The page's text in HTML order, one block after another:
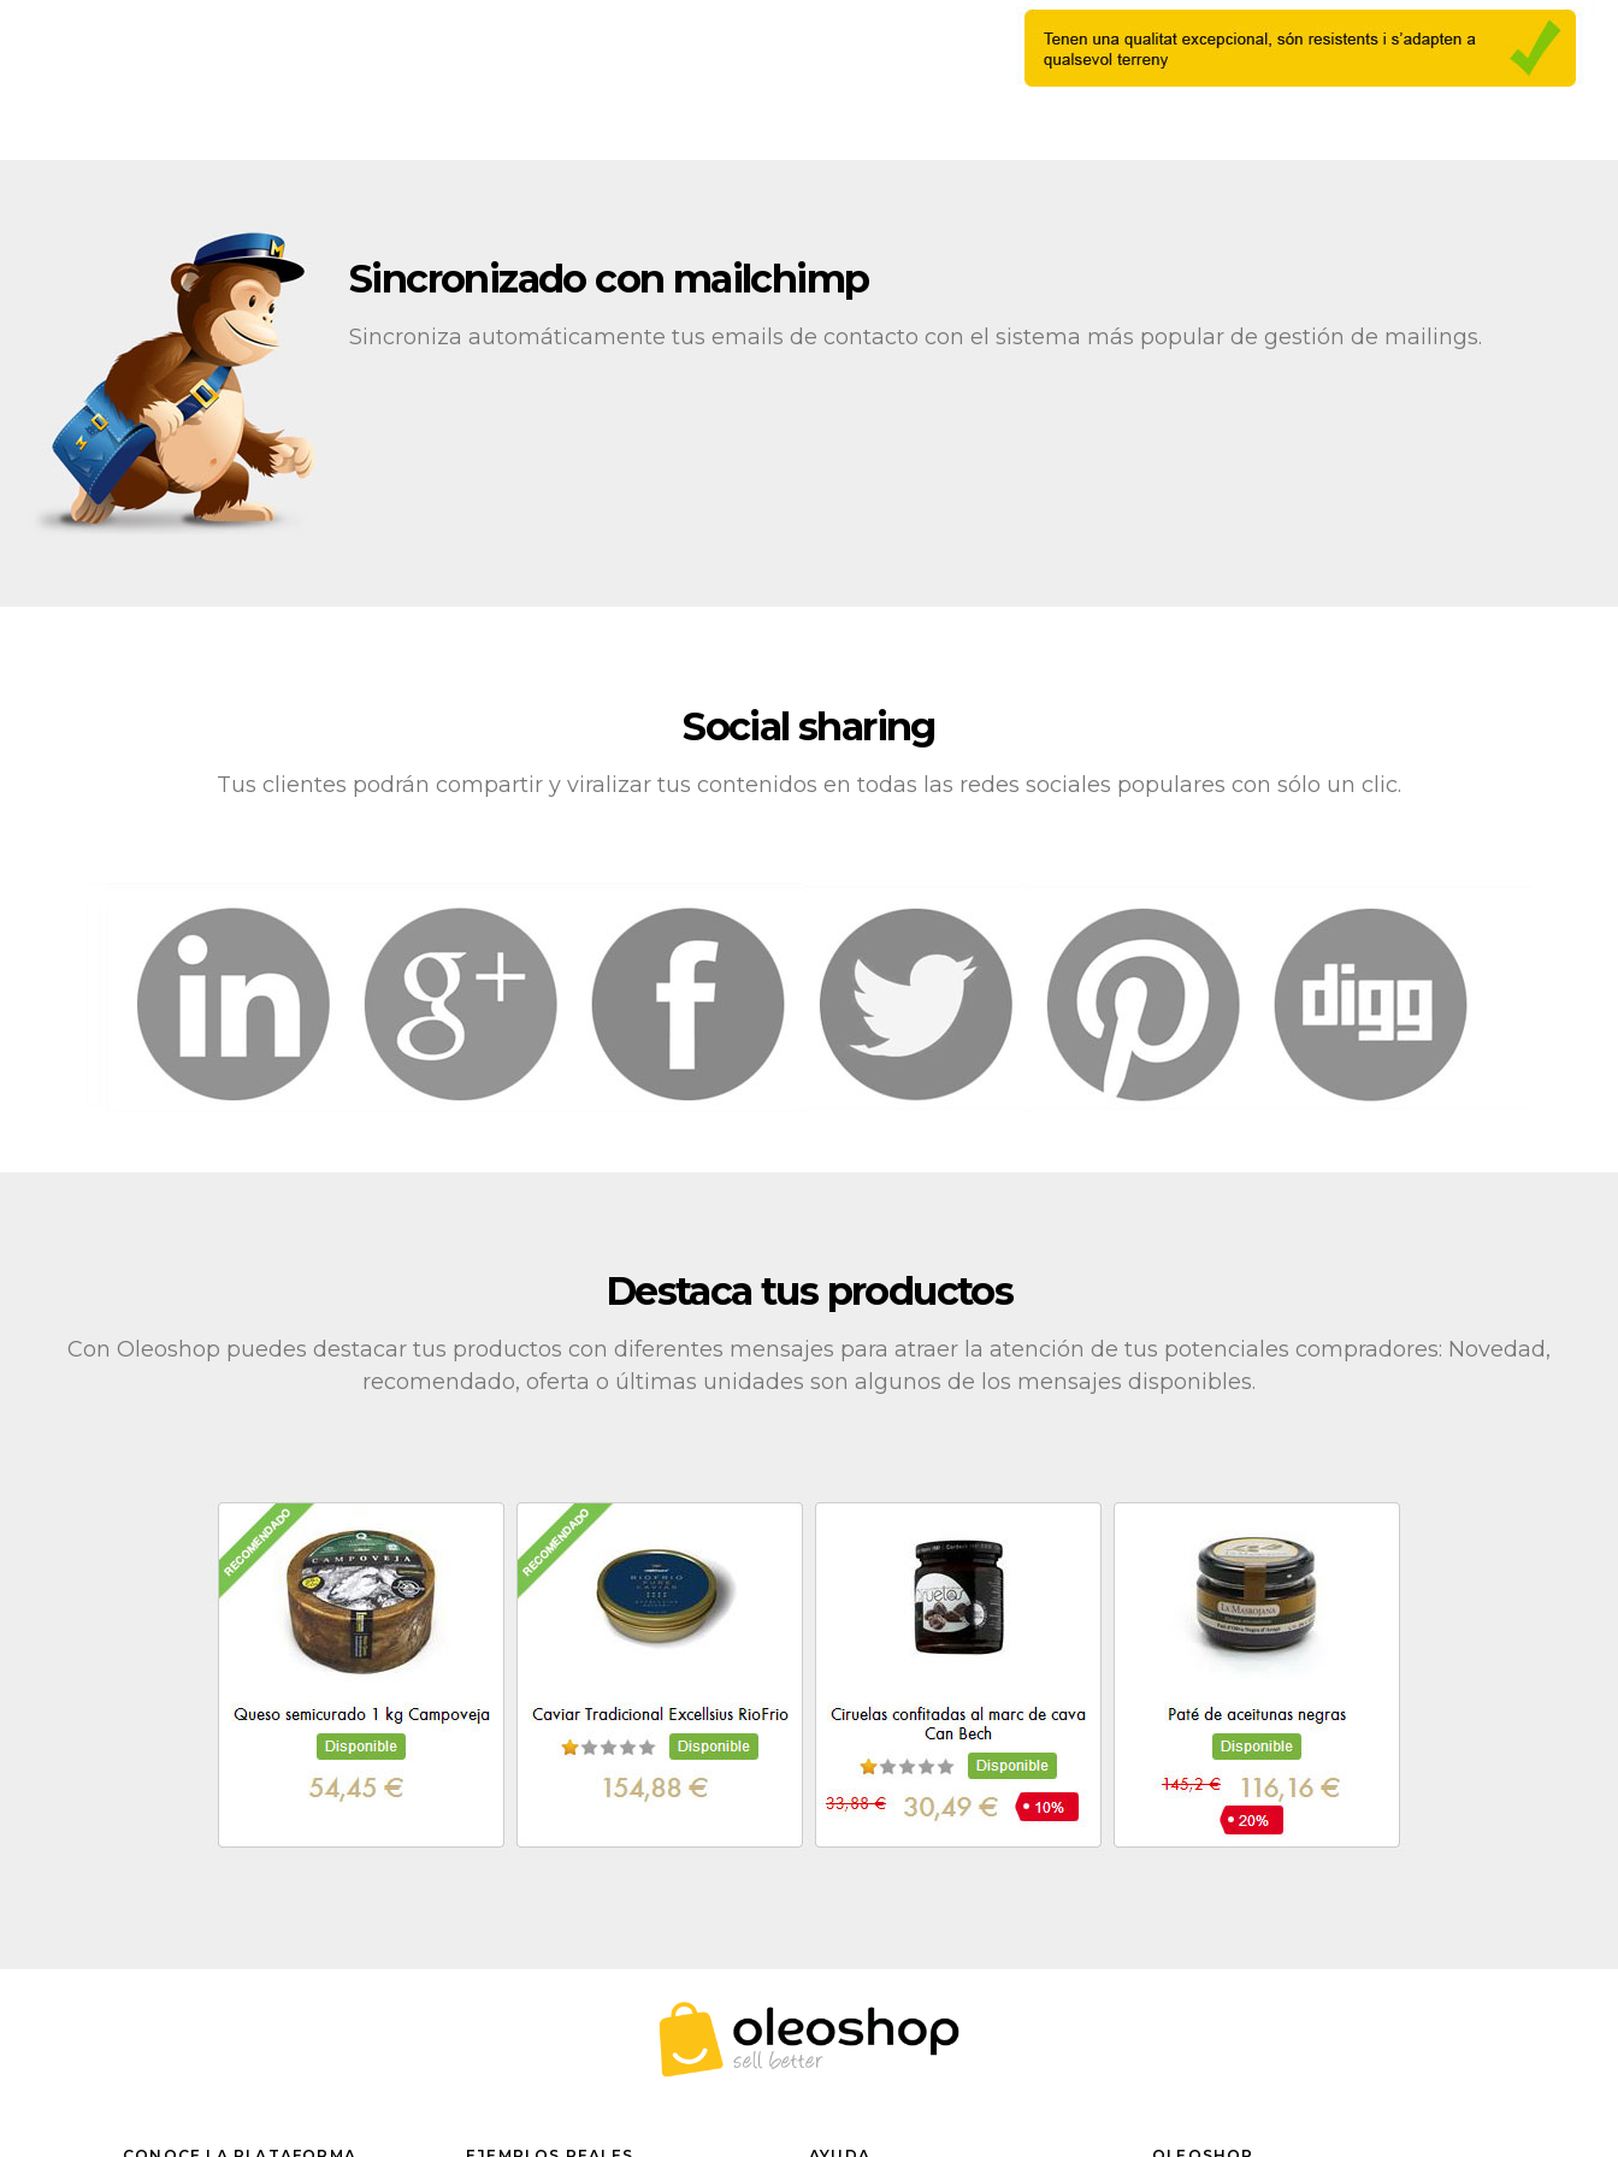
Sincronizado con mailchimp
Sincroniza automáticamente tus emails de contacto con el sistema más popular de gestión de mailings.
Social sharing
Tus clientes podrán compartir y viralizar tus contenidos en todas las redes sociales populares con sólo un clic.
Destaca tus productos
Con Oleoshop puedes destacar tus productos con diferentes mensajes para atraer la atención de tus potenciales compradores: Novedad,
recomendado, oferta o últimas unidades son algunos de los mensajes disponibles.